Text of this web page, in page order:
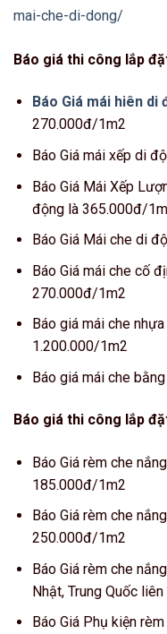
mai-che-di-dong/
Báo giá thi công lắp
Báo Giá mái hiên di
270.000đ/1m2
Báo Giá mái xếp di
Báo Giá Mái Xếp
động là 365.000đ/
Báo Giá Mái che di
Báo Giá mái che cố
270.000đ/1m2
Báo giá mái che
1.200.000/1m2
Báo giá mái che
Báo giá thi công lắp
Báo Giá rèm che
185.000đ/1m2
Báo Giá rèm che
250.000đ/1m2
Báo Giá rèm che
Nhật, Trung Quốc
Báo Giá Phụ kiện